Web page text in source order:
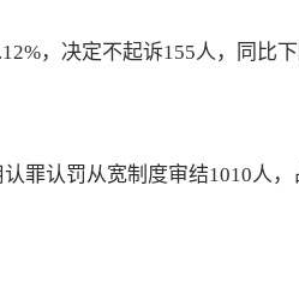
，决定不起诉155人，同比下
认罚从宽制度审结1010人，